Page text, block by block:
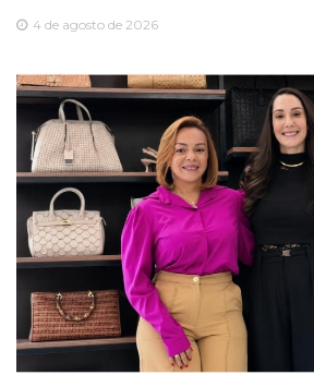
4 de agosto de 2026